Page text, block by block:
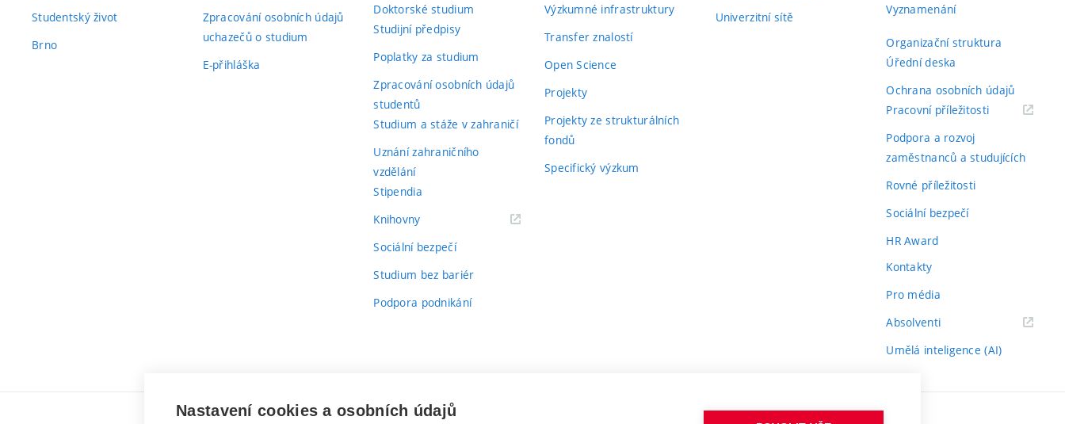
Studentský život
Brno
Zpracování osobních údajů
uchazečů o studium
E-přihláška
Doktorské studium
Studijní předpisy
Poplatky za studium
Zpracování osobních údajů
studentů
Studium a stáže v zahraničí
Uznání zahraničního
vzdělání
Stipendia
Knihovny(externí
Sociální bezpečí
Studium bez bariér
Podpora podnikání
Výzkumné infrastruktury
Transfer znalostí
Open Science
Projekty
Projekty ze strukturálních
fondů
Specifický výzkum
Univerzitní sítě
Vyznamenání
Organizační struktura
Úřední deska
Ochrana osobních údajů
Pracovní příležitosti(externí
Podpora a rozvoj
zaměstnanců a studujících
Rovné příležitosti
Sociální bezpečí
HR Award
Kontakty
Pro média
Absolventi(externí
Umělá inteligence (AI)
Nastavení cookies a osobních údajů